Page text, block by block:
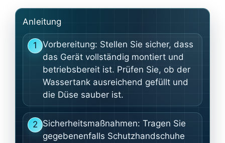
Anleitung
1 Vorbereitung: Stellen Sie sicher, dass
das Gerät vollständig montiert und
betriebsbereit ist. Prüfen Sie, ob der
Wassertank ausreichend gefüllt und
die Düse sauber ist.
2 Sicherheitsmaßnahmen: Tragen Sie
gegebenenfalls Schutzhandschuhe